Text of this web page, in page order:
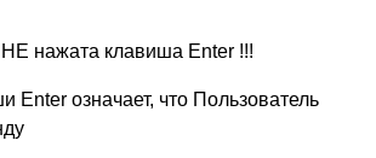
НЕ нажата клавиша Enter !!!
Enter означает, что Пользователь